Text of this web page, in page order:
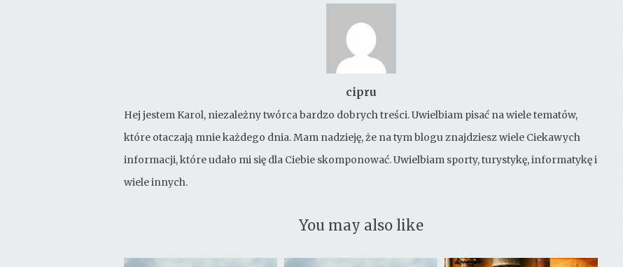
cipru
Hej jestem Karol, niezależny twórca bardzo dobrych treści. Uwielbiam pisać na wiele tematów,
które otaczają mnie każdego dnia. Mam nadzieję, że na tym blogu znajdziesz wiele Ciekawych
informacji, które udało mi się dla Ciebie skomponować. Uwielbiam sporty, turystykę, informatykę i
wiele innych.
You may also like